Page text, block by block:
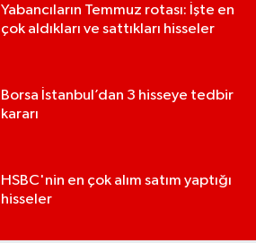
Yabancıların Temmuz rotası: İşte en
çok aldıkları ve sattıkları hisseler
Borsa İstanbul’dan 3 hisseye tedbir
kararı
HSBC'nin en çok alım satım yaptığı
hisseler